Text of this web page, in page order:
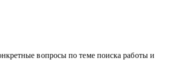
вопросы по теме поиска работы и